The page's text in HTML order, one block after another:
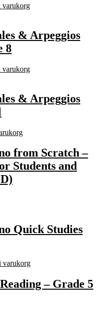
& Arpeggios
8
& Arpeggios
from Scratch –
Students and
Quick Studies
varukorg
– Grade 5